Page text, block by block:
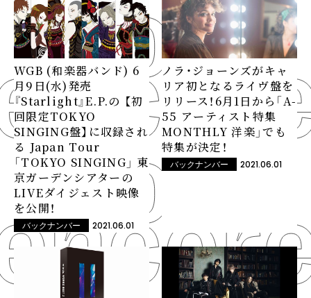
WGB (和楽器バンド) 6
月9日(水)発売
『Starlight』E.P.の 【初
回限定TOKYO
SINGING盤】に収録され
る Japan Tour
「TOKYO SINGING」 東
京ガーデンシアターの
LIVEダイジェスト映像
を公開！
バックナンバー 2021.06.01
ノラ・ジョーンズがキャ
リア初となるライヴ盤を
リリース！6月1日から「A-
55 アーティスト特集
MONTHLY 洋楽」でも
特集が決定！
バックナンバー 2021.06.01